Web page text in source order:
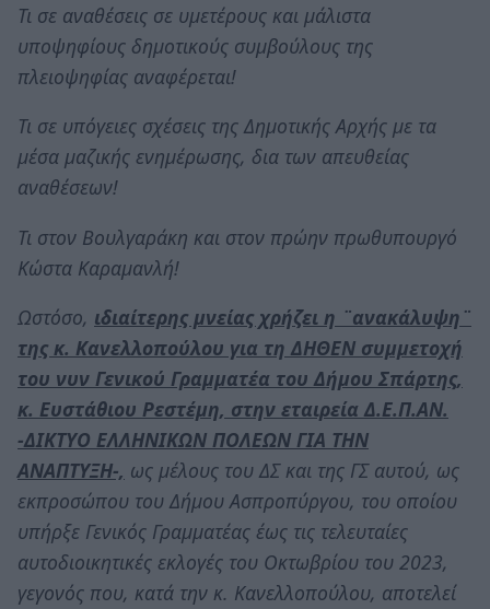
Τι σε αναθέσεις σε υμετέρους και μάλιστα
υποψηφίους δημοτικούς συμβούλους της
πλειοψηφίας αναφέρεται!
Τι σε υπόγειες σχέσεις της Δημοτικής Αρχής με τα
μέσα μαζικής ενημέρωσης, δια των απευθείας
αναθέσεων!
Τι στον Βουλγαράκη και στον πρώην πρωθυπουργό
Κώστα Καραμανλή!
Ωστόσο, ιδιαίτερης μνείας χρήζει η ¨ανακάλυψη¨
της κ. Κανελλοπούλου για τη ΔΗΘΕΝ συμμετοχή
του νυν Γενικού Γραμματέα του Δήμου Σπάρτης,
κ. Ευστάθιου Ρεστέμη, στην εταιρεία Δ.Ε.Π.ΑΝ.
-ΔΙΚΤΥΟ ΕΛΛΗΝΙΚΩΝ ΠΟΛΕΩΝ ΓΙΑ ΤΗΝ
ΑΝΑΠΤΥΞΗ-, ως μέλους του ΔΣ και της ΓΣ αυτού, ως
εκπροσώπου του Δήμου Ασπροπύργου, του οποίου
υπήρξε Γενικός Γραμματέας έως τις τελευταίες
αυτοδιοικητικές εκλογές του Οκτωβρίου του 2023,
γεγονός που, κατά την κ. Κανελλοπούλου, αποτελεί